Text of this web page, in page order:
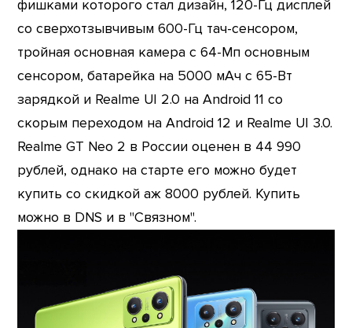
фишками которого стал дизайн, 120-Гц дисплей
со сверхотзывчивым 600-Гц тач-сенсором,
тройная основная камера с 64-Мп основным
сенсором, батарейка на 5000 мАч с 65-Вт
зарядкой и Realme UI 2.0 на Android 11 со
скорым переходом на Android 12 и Realme UI 3.0.
Realme GT Neo 2 в России оценен в 44 990
рублей, однако на старте его можно будет
купить со скидкой аж 8000 рублей. Купить
можно в DNS и в "Связном".